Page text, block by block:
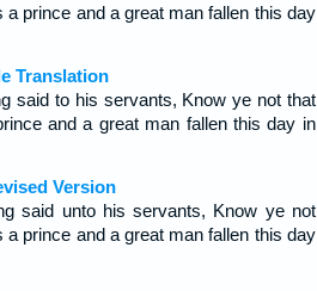
a prince and a great man fallen this day
Translation
said to his servants, Know ye not that
and a great man fallen this day in
Version
said unto his servants, Know ye not
a prince and a great man fallen this day